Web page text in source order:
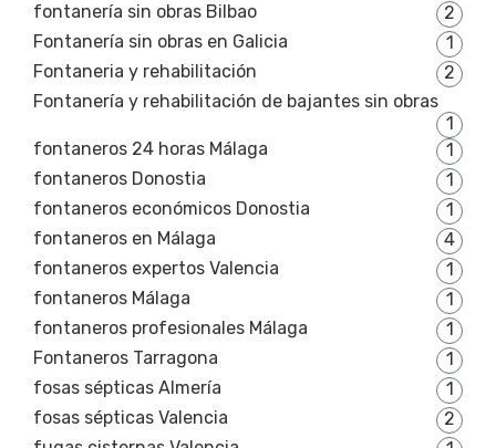
fontanería sin obras Bilbao
2
Fontanería sin obras en Galicia
1
Fontaneria y rehabilitación
2
Fontanería y rehabilitación de bajantes sin obras
1
fontaneros 24 horas Málaga
1
fontaneros Donostia
1
fontaneros económicos Donostia
1
fontaneros en Málaga
4
fontaneros expertos Valencia
1
fontaneros Málaga
1
fontaneros profesionales Málaga
1
Fontaneros Tarragona
1
fosas sépticas Almería
1
fosas sépticas Valencia
2